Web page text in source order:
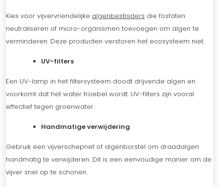
Kies voor vijvervriendelijke algenbestrijders die fosfaten
neutraliseren of micro-organismen toevoegen om algen te
verminderen. Deze producten verstoren het ecosysteem niet.
UV-filters
Een UV-lamp in het filtersysteem doodt drijvende algen en
voorkomt dat het water troebel wordt. UV-filters zijn vooral
effectief tegen groenwater.
Handmatige verwijdering
Gebruik een vijverschepnet of algenborstel om draadalgen
handmatig te verwijderen. Dit is een eenvoudige manier om de
vijver snel op te schonen.